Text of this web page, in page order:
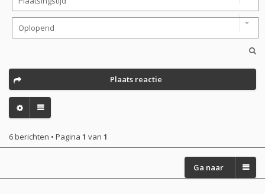
Plaats reactie
6 berichten • Pagina 1 van 1
Ga naar